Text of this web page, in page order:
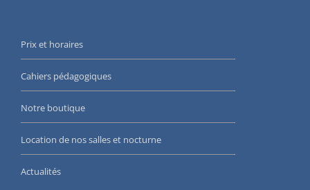
Prix et horaires
Cahiers pédagogiques
Notre boutique
Location de nos salles et nocturne
Actualités